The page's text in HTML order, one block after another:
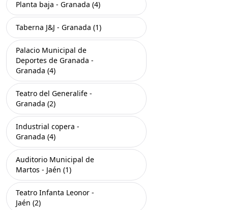
Planta baja - Granada (4)
Taberna J&J - Granada (1)
Palacio Municipal de
Deportes de Granada -
Granada (4)
Teatro del Generalife -
Granada (2)
Industrial copera -
Granada (4)
Auditorio Municipal de
Martos - Jaén (1)
Teatro Infanta Leonor -
Jaén (2)